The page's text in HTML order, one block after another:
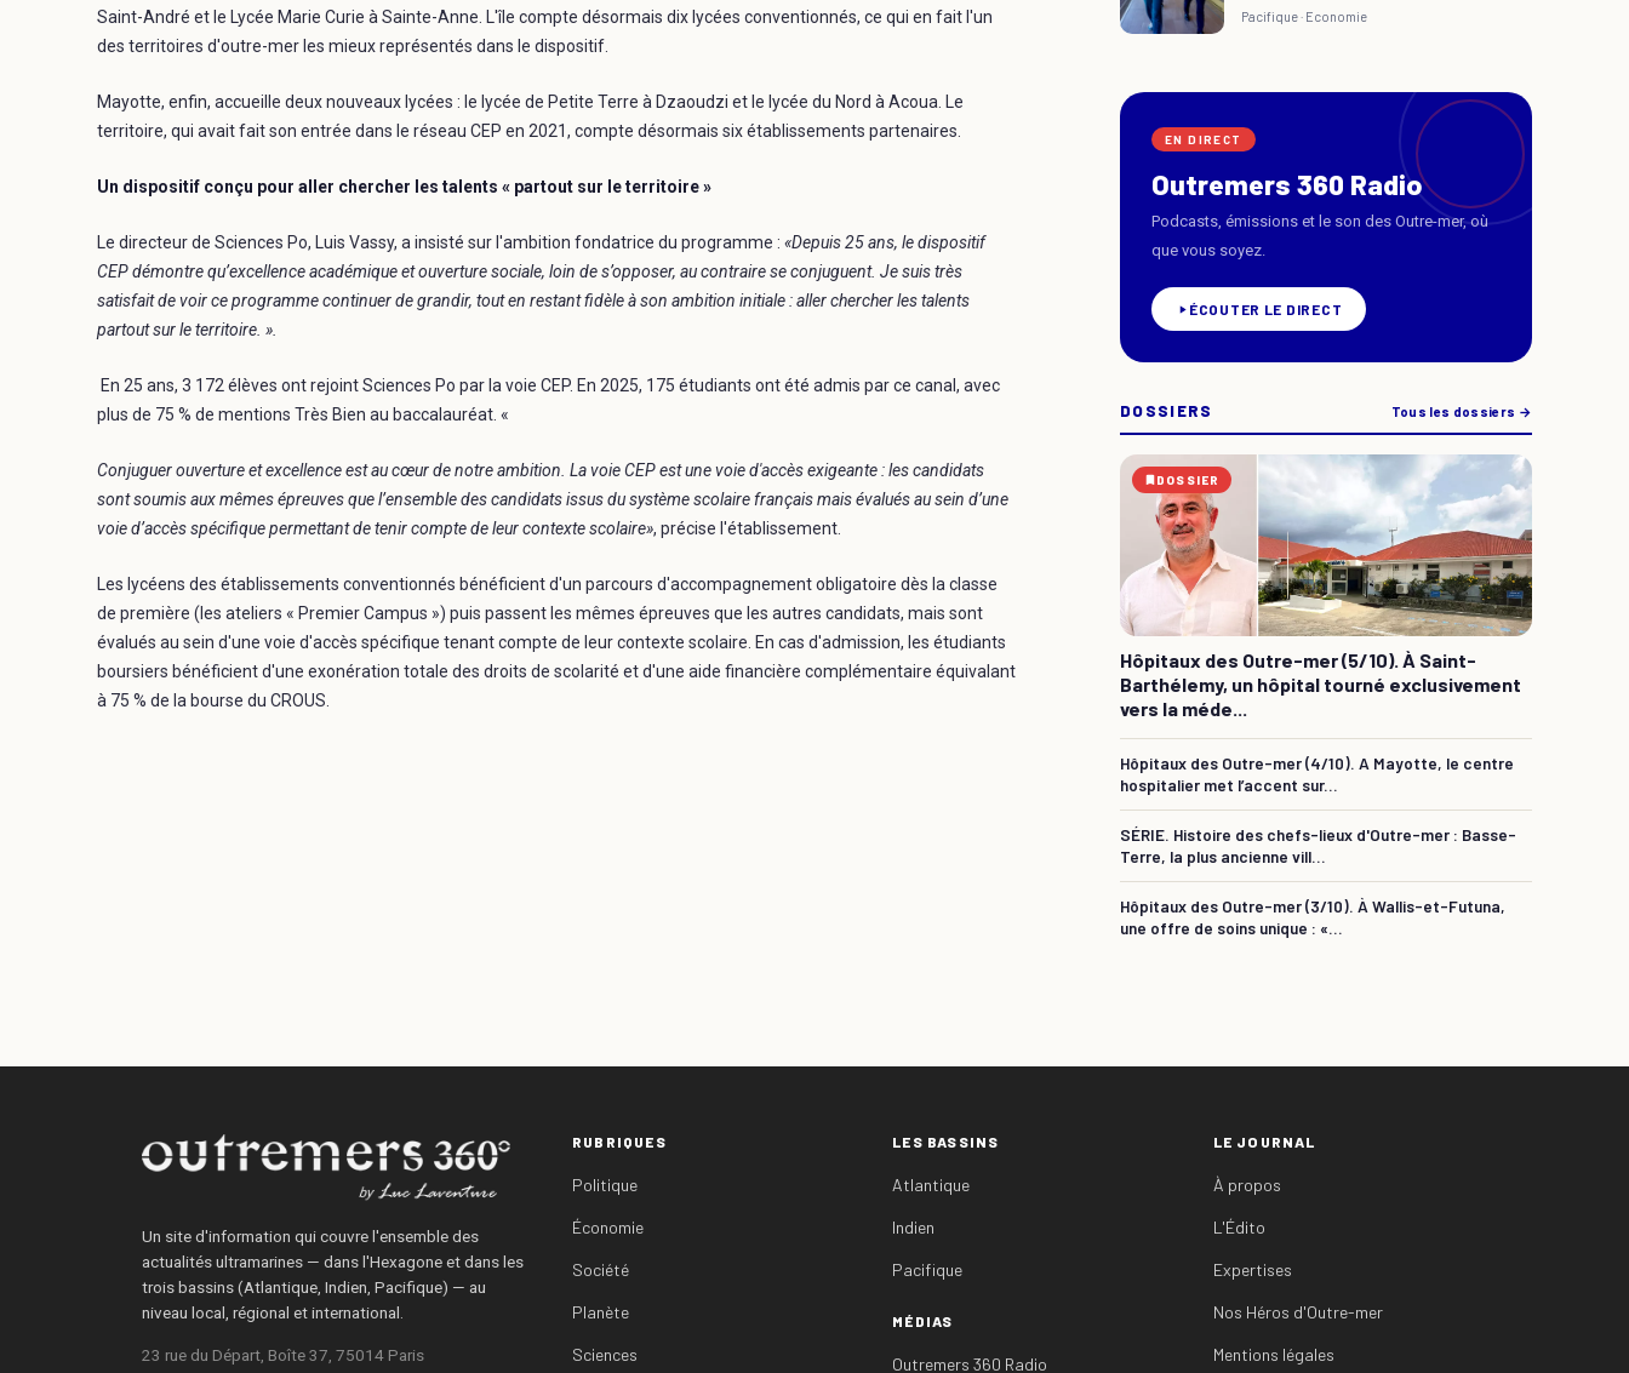
Saint-André et le Lycée Marie Curie à Sainte-Anne. L'île compte désormais dix lycées conventionnés, ce qui en fait l'un
des territoires d'outre-mer les mieux représentés dans le dispositif.
Mayotte, enfin, accueille deux nouveaux lycées : le lycée de Petite Terre à Dzaoudzi et le lycée du Nord à Acoua. Le
territoire, qui avait fait son entrée dans le réseau CEP en 2021, compte désormais six établissements partenaires.
Un dispositif conçu pour aller chercher les talents « partout sur le territoire »
Le directeur de Sciences Po, Luis Vassy, a insisté sur l'ambition fondatrice du programme : «Depuis 25 ans, le dispositif
CEP démontre qu’excellence académique et ouverture sociale, loin de s’opposer, au contraire se conjuguent. Je suis très
satisfait de voir ce programme continuer de grandir, tout en restant fidèle à son ambition initiale : aller chercher les talents
partout sur le territoire. ».
En 25 ans, 3 172 élèves ont rejoint Sciences Po par la voie CEP. En 2025, 175 étudiants ont été admis par ce canal, avec
plus de 75 % de mentions Très Bien au baccalauréat. «
Conjuguer ouverture et excellence est au cœur de notre ambition. La voie CEP est une voie d'accès exigeante : les candidats
sont soumis aux mêmes épreuves que l’ensemble des candidats issus du système scolaire français mais évalués au sein d’une
voie d’accès spécifique permettant de tenir compte de leur contexte scolaire», précise l'établissement.
Les lycéens des établissements conventionnés bénéficient d'un parcours d'accompagnement obligatoire dès la classe
de première (les ateliers « Premier Campus ») puis passent les mêmes épreuves que les autres candidats, mais sont
évalués au sein d'une voie d'accès spécifique tenant compte de leur contexte scolaire. En cas d'admission, les étudiants
boursiers bénéficient d'une exonération totale des droits de scolarité et d'une aide financière complémentaire équivalant
à 75 % de la bourse du CROUS.
Pacifique · Economie
EN DIRECT
Outremers 360 Radio
Podcasts, émissions et le son des Outre-mer, où
que vous soyez.
ÉCOUTER LE DIRECT
DOSSIERS Tous les dossiers →
DOSSIER
Hôpitaux des Outre-mer (5/10). À Saint-
Barthélemy, un hôpital tourné exclusivement
vers la méde...
Hôpitaux des Outre-mer (4/10). A Mayotte, le centre
hospitalier met l’accent sur...
SÉRIE. Histoire des chefs-lieux d'Outre-mer : Basse-
Terre, la plus ancienne vill...
Hôpitaux des Outre-mer (3/10). À Wallis-et-Futuna,
une offre de soins unique : «...
Un site d'information qui couvre l'ensemble des
actualités ultramarines — dans l'Hexagone et dans les
trois bassins (Atlantique, Indien, Pacifique) — au
niveau local, régional et international.
23 rue du Départ, Boîte 37, 75014 Paris
RUBRIQUES
Politique
Économie
Société
Planète
Sciences
LES BASSINS
Atlantique
Indien
Pacifique
MÉDIAS
Outremers 360 Radio
LE JOURNAL
À propos
L'Édito
Expertises
Nos Héros d'Outre-mer
Mentions légales